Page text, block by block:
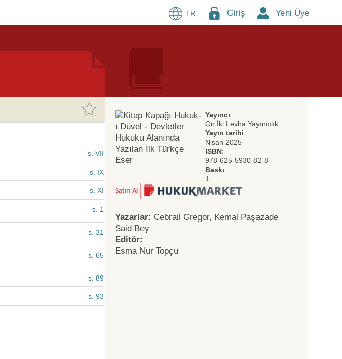
TR Giriş Yeni Üye
s. VII
s. IX
s. XI
s. 1
s. 31
s. 65
s. 89
s. 93
Yayıncı:
On İki Levha Yayıncılık
Yayın tarihi:
Nisan 2025
ISBN:
978-625-5930-82-8
Baskı:
1
Yazarlar: Cebrail Gregor, Kemal Paşazade
Said Bey
Editör:
Esma Nur Topçu